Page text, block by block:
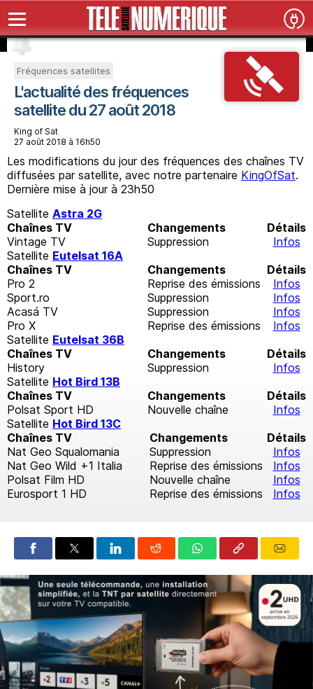
Fréquences satellites
L'actualité des fréquences
satellite du 27 août 2018
King of Sat
27 août 2018 à 16h50
Les modifications du jour des fréquences des chaînes TV
diffusées par satellite, avec notre partenaire KingOfSat.
Dernière mise à jour à 23h50
Satellite Astra 2G
Chaînes TV
Changements
Détails
Vintage TV
Suppression
Infos
Satellite Eutelsat 16A
Chaînes TV
Changements
Détails
Pro 2
Reprise des émissions
Infos
Sport.ro
Suppression
Infos
Acasá TV
Suppression
Infos
Pro X
Reprise des émissions
Infos
Satellite Eutelsat 36B
Chaînes TV
Changements
Détails
History
Suppression
Infos
Satellite Hot Bird 13B
Chaînes TV
Changements
Détails
Polsat Sport HD
Nouvelle chaîne
Infos
Satellite Hot Bird 13C
Chaînes TV
Changements
Détails
Nat Geo Squalomania
Suppression
Infos
Nat Geo Wild +1 Italia
Reprise des émissions
Infos
Polsat Film HD
Nouvelle chaîne
Infos
Eurosport 1 HD
Reprise des émissions Infos